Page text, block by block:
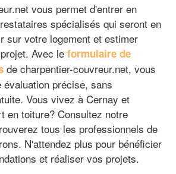
vous permet d'entrer en
spécialisés qui seront en
sur votre logement et estimer
Avec le formulaire de
de charpentier-couvreur.net, vous
précise, sans
Vous vivez à Cernay et
en toiture? Consultez notre
tous les professionnels de
N'attendez plus pour bénéficier
et réaliser vos projets.